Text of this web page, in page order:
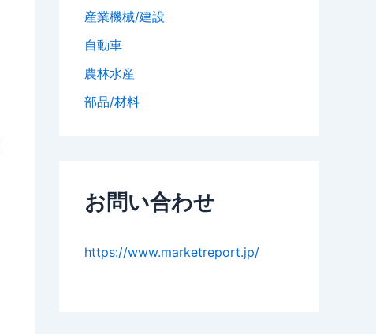
産業機械/建設
自動車
農林水産
部品/材料
お問い合わせ
https://www.marketreport.jp/